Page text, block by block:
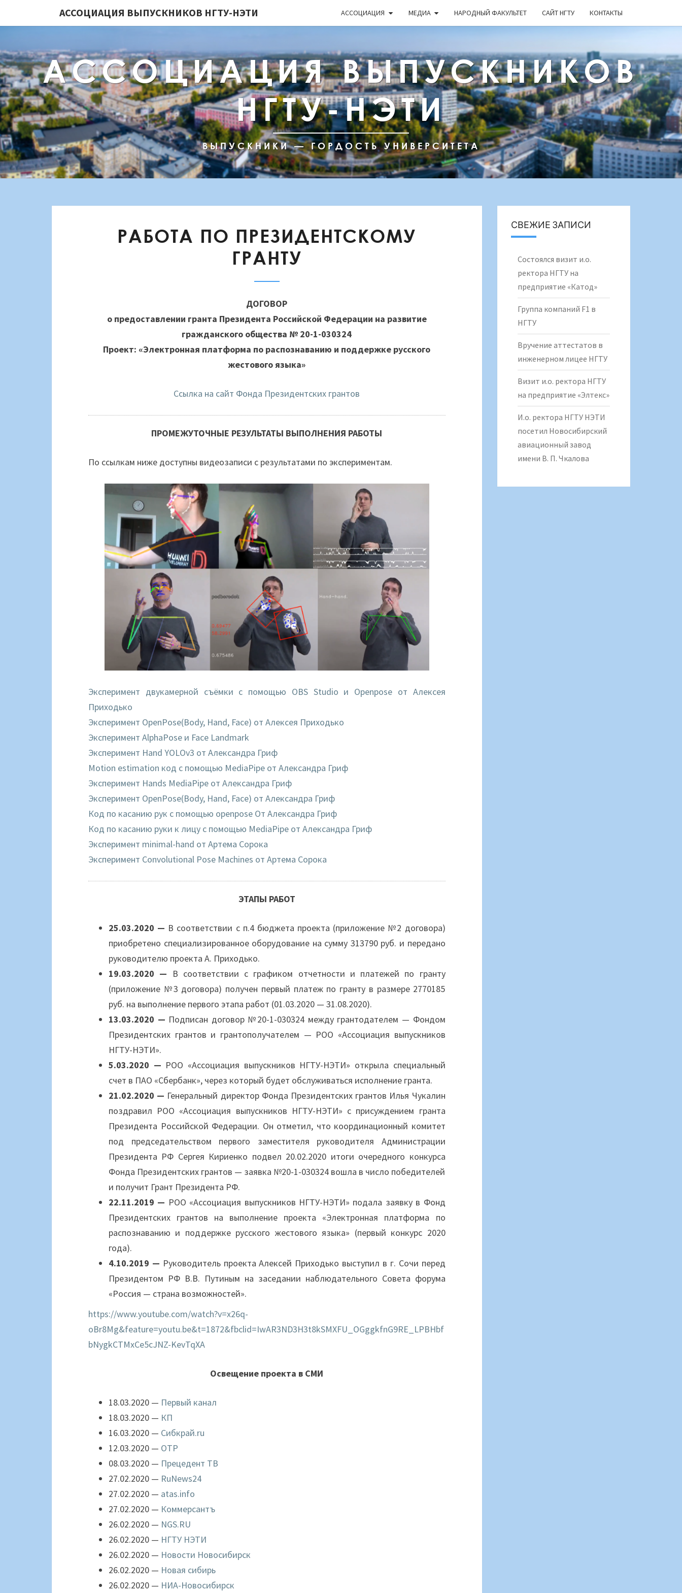
АССОЦИАЦИЯ ВЫПУСКНИКОВ НГТУ-НЭТИ АССОЦИАЦИЯ МЕДИА НАРОДНЫЙ ФАКУЛЬТЕТ САЙТ НГТУ КОНТАКТЫ
АССОЦИАЦИЯ ВЫПУСКНИКОВ
НГТУ-НЭТИ
ВЫПУСКНИКИ — ГОРДОСТЬ УНИВЕРСИТЕТА
ПО
ПРЕЗИДЕНТСКОМУ
ГРАНТУ
РАБОТА ПО ПРЕЗИДЕНТСКОМУ
ГРАНТУ
ДОГОВОР
о предоставлении гранта Президента Российской Федерации на развитие
гражданского общества № 20-1-030324
Проект: «Электронная платформа по распознаванию и поддержке русского
жестового языка»
Ссылка на сайт Фонда Президентских грантов
ПРОМЕЖУТОЧНЫЕ РЕЗУЛЬТАТЫ ВЫПОЛНЕНИЯ РАБОТЫ
По ссылкам ниже доступны видеозаписи с результатами по экспериментам.
Эксперимент двукамерной съёмки с помощью OBS Studio и Openpose от Алексея
Приходько
Эксперимент OpenPose(Body, Hand, Face) от Алексея Приходько
Эксперимент AlphaPose и Face Landmark
Эксперимент Hand YOLOv3 от Александра Гриф
Motion estimation код с помощью MediaPipe от Александра Гриф
Эксперимент Hands MediaPipe от Александра Гриф
Эксперимент OpenPose(Body, Hand, Face) от Александра Гриф
Код по касанию рук с помощью openpose От Александра Гриф
Код по касанию руки к лицу с помощью MediaPipe от Александра Гриф
Эксперимент minimal-hand от Артема Сорока
Эксперимент Convolutional Pose Machines от Артема Сорока
ЭТАПЫ РАБОТ
25.03.2020 — В соответствии с п.4 бюджета проекта (приложение №2 договора)
приобретено специализированное оборудование на сумму 313790 руб. и передано
руководителю проекта А. Приходько.
19.03.2020 —
В соответствии с графиком отчетности и платежей по гранту
(приложение №3 договора) получен первый платеж по гранту в размере 2770185
руб. на выполнение первого этапа работ (01.03.2020 — 31.08.2020).
13.03.2020 — Подписан договор №20-1-030324 между грантодателем — Фондом
Президентских грантов и грантополучателем — РОО «Ассоциация выпускников
НГТУ-НЭТИ».
5.03.2020 — РОО «Ассоциация выпускников НГТУ-НЭТИ» открыла специальный
счет в ПАО «Сбербанк», через который будет обслуживаться исполнение гранта.
21.02.2020 — Генеральный директор Фонда Президентских грантов Илья Чукалин
поздравил РОО «Ассоциация выпускников НГТУ-НЭТИ» с присуждением гранта
Президента Российской Федерации. Он отметил, что координационный комитет
под председательством первого заместителя руководителя Администрации
Президента РФ Сергея Кириенко подвел 20.02.2020 итоги очередного конкурса
Фонда Президентских грантов — заявка №20-1-030324 вошла в число победителей
и получит Грант Президента РФ.
22.11.2019 — РОО «Ассоциация выпускников НГТУ-НЭТИ» подала заявку в Фонд
Президентских грантов на выполнение проекта «Электронная платформа по
распознаванию и поддержке русского жестового языка» (первый конкурс 2020
года).
4.10.2019 — Руководитель проекта Алексей Приходько выступил в г. Сочи перед
Президентом РФ В.В. Путиным на заседании наблюдательного Совета форума
«Россия — страна возможностей».
https://www.youtube.com/watch?v=x26q-
oBr8Mg&feature=youtu.be&t=1872&fbclid=IwAR3ND3H3t8kSMXFU_OGggkfnG9RE_LPBHbf
bNygkCTMxCe5cJNZ-KevTqXA
Освещение проекта в СМИ
18.03.2020 — Первый канал
18.03.2020 — КП
16.03.2020 — Сибкрай.ru
12.03.2020 — ОТР
08.03.2020 — Прецедент ТВ
27.02.2020 — RuNews24
27.02.2020 — atas.info
27.02.2020 — Коммерсантъ
26.02.2020 — NGS.RU
26.02.2020 — НГТУ НЭТИ
26.02.2020 — Новости Новосибирск
26.02.2020 — Новая сибирь
26.02.2020 — НИА-Новосибирск
СВЕЖИЕ ЗАПИСИ
Состоялся визит и.о.
ректора НГТУ на
предприятие «Катод»
Группа компаний F1 в
НГТУ
Вручение аттестатов в
инженерном лицее НГТУ
Визит и.о. ректора НГТУ
на предприятие «Элтекс»
И.о. ректора НГТУ НЭТИ
посетил Новосибирский
авиационный завод
имени В. П. Чкалова